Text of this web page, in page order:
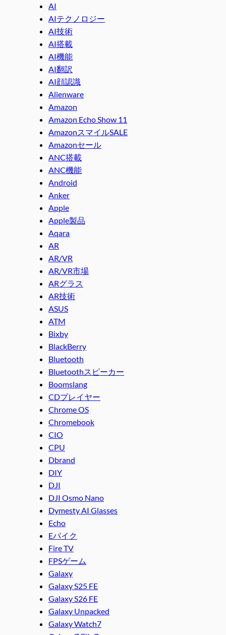
AI
AIテクノロジー
AI技術
AI搭載
AI機能
AI翻訳
AI顔認識
Alienware
Amazon
Amazon Echo Show 11
AmazonスマイルSALE
Amazonセール
ANC搭載
ANC機能
Android
Anker
Apple
Apple製品
Aqara
AR
AR/VR
AR/VR市場
ARグラス
AR技術
ASUS
ATM
Bixby
BlackBerry
Bluetooth
Bluetoothスピーカー
Boomslang
CDプレイヤー
Chrome OS
Chromebook
CIO
CPU
Dbrand
DIY
DJI
DJI Osmo Nano
Dymesty AI Glasses
Echo
Eバイク
Fire TV
FPSゲーム
Galaxy
Galaxy S25 FE
Galaxy S26 FE
Galaxy Unpacked
Galaxy Watch7